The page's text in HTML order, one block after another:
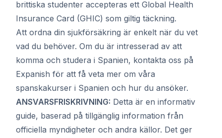
brittiska studenter accepteras ett Global Health
Insurance Card (GHIC) som giltig täckning.
Att ordna din sjukförsäkring är enkelt när du vet
vad du behöver. Om du är intresserad av att
komma och studera i Spanien, kontakta oss på
Expanish för att få veta mer om våra
spanskakurser i Spanien och hur du ansöker.
ANSVARSFRISKRIVNING: Detta är en informativ
guide, baserad på tillgänglig information från
officiella myndigheter och andra källor. Det ger